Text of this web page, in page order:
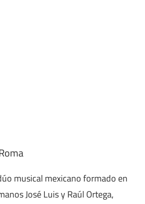
musical mexicano formado en
José Luis y Raúl Ortega,